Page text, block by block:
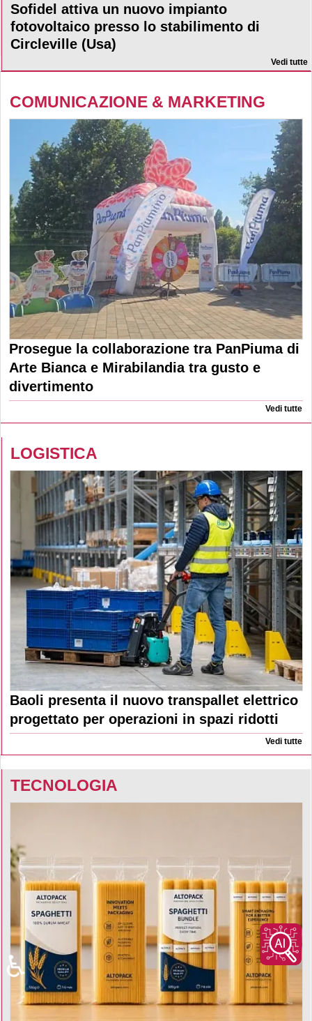
Sofidel attiva un nuovo impianto
fotovoltaico presso lo stabilimento di
Circleville (Usa)
Vedi tutte
COMUNICAZIONE & MARKETING
Prosegue la collaborazione tra PanPiuma di
Arte Bianca e Mirabilandia tra gusto e
divertimento
Vedi tutte
LOGISTICA
Baoli presenta il nuovo transpallet elettrico
progettato per operazioni in spazi ridotti
Vedi tutte
TECNOLOGIA